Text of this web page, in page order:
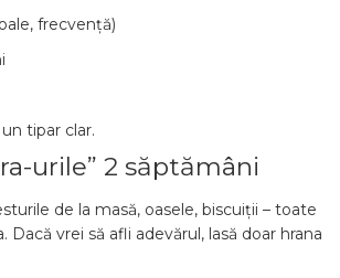
frecvență)
tipar clar.
urile” 2 săptămâni
de la masă, oasele, biscuiții – toate
Dacă vrei să afli adevărul, lasă doar hrana